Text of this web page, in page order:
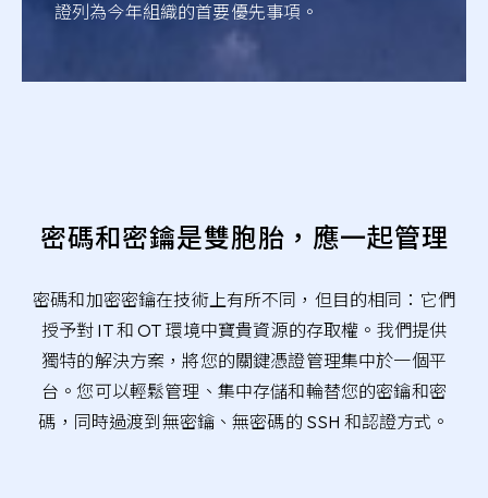
證列為今年組織的首要優先事項。
密碼和密鑰是雙胞胎，應一起管理
密碼和加密密鑰在技術上有所不同，但目的相同：它們
授予對 IT 和 OT 環境中寶貴資源的存取權。我們提供
獨特的解決方案，將您的關鍵憑證管理集中於一個平
台。您可以輕鬆管理、集中存儲和輪替您的密鑰和密
碼，同時過渡到無密鑰、無密碼的 SSH 和認證方式。